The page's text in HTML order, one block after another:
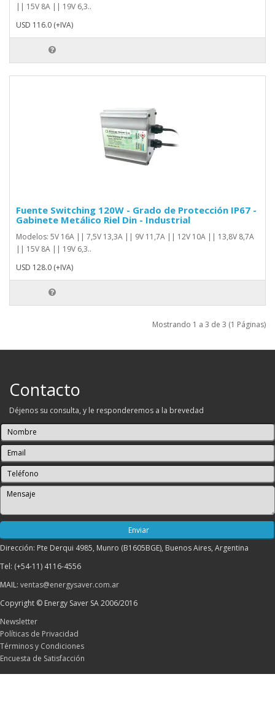
|| 15V 8A || 19V 6,3..
USD 116.0 (+IVA)
Fuente Switching 120W - Grado de Protección IP67 -
Gabinete Metálico Riel Din - Industrial
Modelos: 5V 16A || 7,5V 13,3A || 9V 11,7A || 12V 10A || 13,8V 8,7A
|| 15V 8A || 19V 6,3..
USD 128.0 (+IVA)
Mostrando 1 a 3 de 3 (1 Páginas)
Contacto
Déjenos su consulta, y le responderemos a la brevedad
Dirección: Pte Derqui 4985, Munro (B1605BGE), Buenos Aires, Argentina
Tel: (+54-11) 4116-4556
MAIL: ventas@energysaver.com.ar
Copyright © Energy Saver SA 2006/2016
Newsletter
Políticas de Privacidad
Términos y Condiciones
Encuesta de Satisfacción